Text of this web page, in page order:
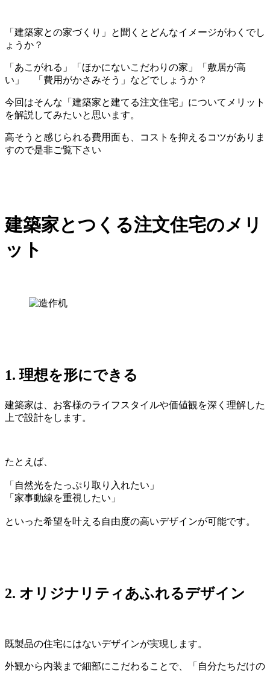
「建築家との家づくり」と聞くとどんなイメージがわくでし
ょうか？
「あこがれる」「ほかにないこだわりの家」「敷居が高
い」 「費用がかさみそう」などでしょうか？
今回はそんな「建築家と建てる注文住宅」についてメリット
を解説してみたいと思います。
高そうと感じられる費用面も、コストを抑えるコツがありま
すので是非ご覧下さい
建築家とつくる注文住宅のメリ
ット
1. 理想を形にできる
建築家は、お客様のライフスタイルや価値観を深く理解した
上で設計をします。
たとえば、
「自然光をたっぷり取り入れたい」
「家事動線を重視したい」
といった希望を叶える自由度の高いデザインが可能です。
2. オリジナリティあふれるデザイン
既製品の住宅にはないデザインが実現します。
外観から内装まで細部にこだわることで、「自分たちだけの